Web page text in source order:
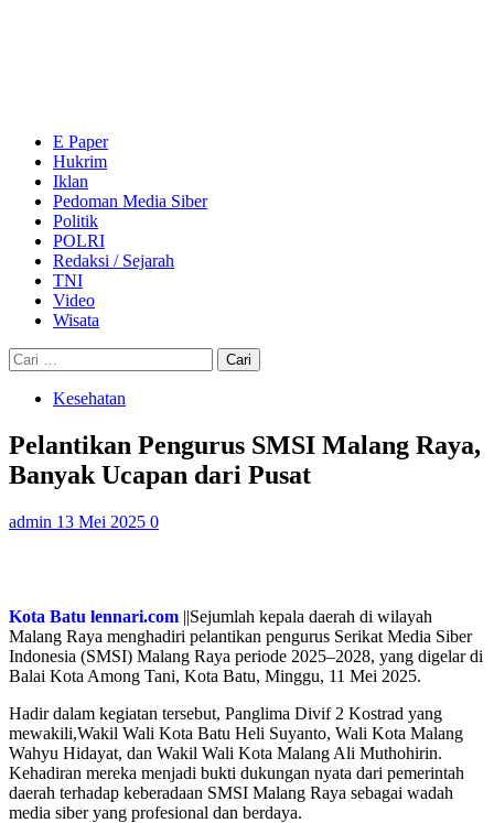
E Paper
Hukrim
Iklan
Pedoman Media Siber
Politik
POLRI
Redaksi / Sejarah
TNI
Video
Wisata
Cari
untuk:
Kesehatan
Pelantikan Pengurus SMSI Malang Raya,
Banyak Ucapan dari Pusat
admin 13 Mei 2025 0
Kota Batu lennari.com ||Sejumlah kepala daerah di wilayah
Malang Raya menghadiri pelantikan pengurus Serikat Media Siber
Indonesia (SMSI) Malang Raya periode 2025–2028, yang digelar di
Balai Kota Among Tani, Kota Batu, Minggu, 11 Mei 2025.
Hadir dalam kegiatan tersebut, Panglima Divif 2 Kostrad yang
mewakili,Wakil Wali Kota Batu Heli Suyanto, Wali Kota Malang
Wahyu Hidayat, dan Wakil Wali Kota Malang Ali Muthohirin.
Kehadiran mereka menjadi bukti dukungan nyata dari pemerintah
daerah terhadap keberadaan SMSI Malang Raya sebagai wadah
media siber yang profesional dan berdaya.